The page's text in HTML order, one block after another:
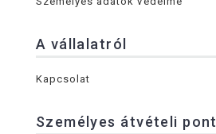
A vállalatról
Kapcsolat
Személyes átvételi pont